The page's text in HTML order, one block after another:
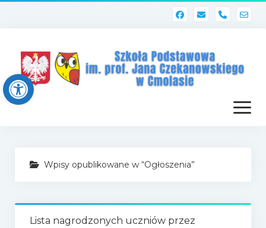
Open toolbar
phone
otwórz
menu
Dziennik elektroniczny (Librus)
Poczta szkolna
Wpisy opublikowane w “Ogłoszenia”
Lista nagrodzonych uczniów przez